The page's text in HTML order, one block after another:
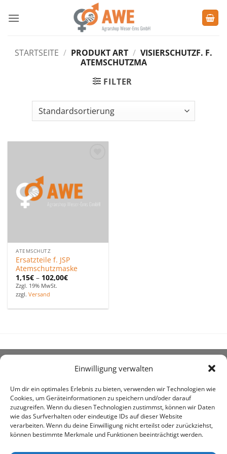
Einwilligung verwalten
Um dir ein optimales Erlebnis zu bieten, verwenden wir Technologien wie
Cookies, um Geräteinformationen zu speichern und/oder darauf
zuzugreifen. Wenn du diesen Technologien zustimmst, können wir Daten
wie das Surfverhalten oder eindeutige IDs auf dieser Website
verarbeiten. Wenn du deine Einwilligung nicht erteilst oder zurückziehst,
können bestimmte Merkmale und Funktionen beeinträchtigt werden.
Inhalt
STARTSEITE / PRODUKT ART / VISIERSCHUTZF. F.
ATEMSCHUTZMA
FILTER
ATEMSCHUTZ
Ersatzteile f. JSP
Atemschutzmaske
1,15€ – 102,00€
Zzgl. 19% MwSt.
zzgl.Versand